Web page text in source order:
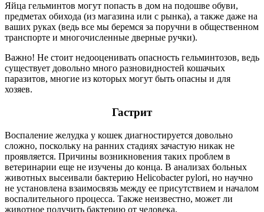
Яйца гельминтов могут попасть в дом на подошве обуви,
предметах обихода (из магазина или с рынка), а также даже на
ваших руках (ведь все мы беремся за поручни в общественном
транспорте и многочисленные дверные ручки).
Важно! Не стоит недооценивать опасность гельминтозов, ведь
существует довольно много разновидностей кошачьих
паразитов, многие из которых могут быть опасны и для
хозяев.
Гастрит
Воспаление желудка у кошек диагностируется довольно
сложно, поскольку на ранних стадиях зачастую никак не
проявляется. Причины возникновения таких проблем в
ветеринарии еще не изучены до конца. В анализах больных
животных высеивали бактерию Helicobacter pylori, но научно
не установлена взаимосвязь между ее присутствием и началом
воспалительного процесса. Также неизвестно, может ли
животное получить бактерию от человека.